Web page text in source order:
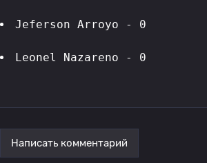
Jeferson Arroyo - 0
Leonel Nazareno - 0
Написать комментарий